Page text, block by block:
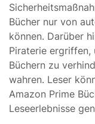
Bücher nur von
können. Darüber
Piraterie ergriffen,
Büchern zu
wahren. Leser
Amazon Prime
Leseerlebnisse